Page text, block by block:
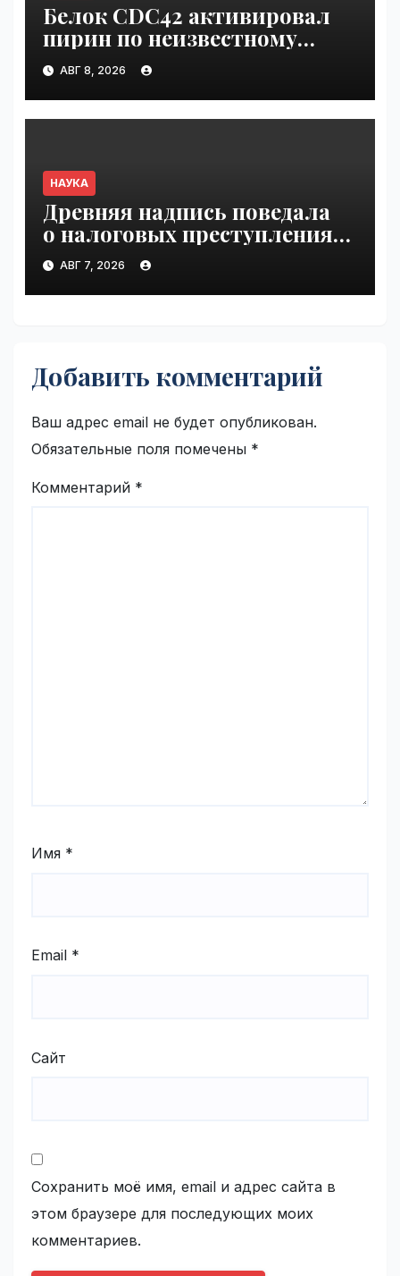
Белок CDC42 активировал
пирин по неизвестному
ранее механизму | VseTime.ru
АВГ 8, 2026
НАУКА
Древняя надпись поведала
о налоговых преступлениях |
VseTime.ru
АВГ 7, 2026
Добавить комментарий
Ваш адрес email не будет опубликован.
Обязательные поля помечены *
Комментарий *
Имя *
Email *
Сайт
Сохранить моё имя, email и адрес сайта в
этом браузере для последующих моих
комментариев.